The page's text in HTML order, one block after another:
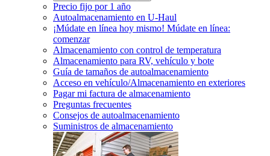
Precio fijo por 1 año
Autoalmacenamiento en U-Haul
¡Múdate en línea hoy mismo! Múdate en línea:
comenzar
Almacenamiento con control de temperatura
Almacenamiento para RV, vehículo y bote
Guía de tamaños de autoalmacenamiento
Acceso en vehículo/Almacenamiento en exteriores
Pagar mi factura de almacenamiento
Preguntas frecuentes
Consejos de autoalmacenamiento
Suministros de almacenamiento